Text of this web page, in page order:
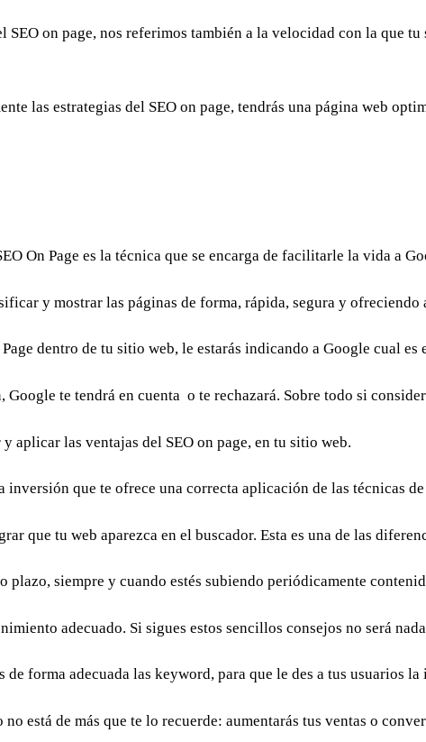
on page, nos referimos también a la velocidad con la que tu
las estrategias del SEO on page, tendrás una página web
On Page es la técnica que se encarga de facilitarle la vida a
y mostrar las páginas de forma, rápida, segura y
dentro de tu sitio web, le estarás indicando a Google cual
te tendrá en cuenta o te rechazará. Sobre todo si
aplicar las ventajas del SEO on page, en tu sitio web.
que te ofrece una correcta aplicación de las técnicas de
que tu web aparezca en el buscador. Esta es una de las
plazo, siempre y cuando estés subiendo periódicamente
adecuado. Si sigues estos sencillos consejos no será
forma adecuada las keyword, para que le des a tus usuarios
está de más que te lo recuerde: aumentarás tus ventas o